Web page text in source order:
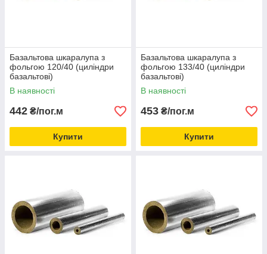
Базальтова шкаралупа з
фольгою 120/40 (циліндри
базальтові)
В наявності
442 ₴/пог.м
Купити
Базальтова шкаралупа з
фольгою 133/40 (циліндри
базальтові)
В наявності
453 ₴/пог.м
Купити